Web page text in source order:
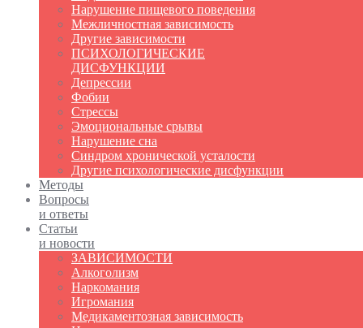
Нарушение пищевого поведения
Межличностная зависимость
Другие зависимости
ПСИХОЛОГИЧЕСКИЕ
ДИСФУНКЦИИ
Депрессии
Фобии
Стрессы
Эмоциональные срывы
Нарушение сна
Синдром хронической усталости
Другие психологические дисфункции
Методы
Вопросы
и ответы
Статьи
и новости
ЗАВИСИМОСТИ
Алкоголизм
Наркомания
Игромания
Медикаментозная зависимость